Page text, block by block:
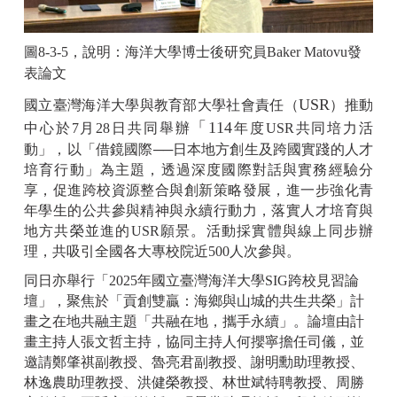
圖8-3-5，說明： 海洋大學博士後研究員Baker Matovu發
表論文
國立臺灣海洋大學與教育部大學社會責任（USR）推動
中心於7月 28 日共同舉辦 「114年度USR共同培力活
動」，以「借鏡國際──日本地方創生及跨國實踐的人才
培育行動」為主題，透過深度國際對話與實務經驗分
享，促進跨校資源整合與創新策略發展，進一步強化青
年學生的公共參與精神與永續行動力，落實人才培育與
地方共榮並進的USR 願景。活動採實體與線上同步辦
理，共吸引全國各大專校院近500人次參與。
同日亦舉行「2025年國立臺灣海洋大學SIG跨校見習論
壇」，聚焦於「貢創雙贏：海鄉與山城的共生共榮」計
畫之在地共融主題「共融在地，攜手永續」。論壇由計
畫主持人張文哲主持，協同主持人何攖寧擔任司儀，並
邀請鄭肇祺副教授、魯亮君副教授、謝明勳助理教授、
林逸農助理教授、洪健榮教授、林世斌特聘教授、周勝